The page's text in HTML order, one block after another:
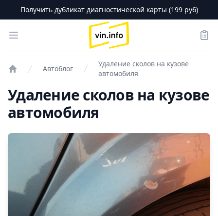
Получить дубликат диагностической карты (199 руб)
Open menu
logo
Автоблог
Удаление сколов на кузове
автомобиля
Удаление сколов на кузове
автомобиля